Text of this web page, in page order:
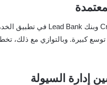
كبيرة. وبالتوازي مع ذلك،
إدارة السيولة